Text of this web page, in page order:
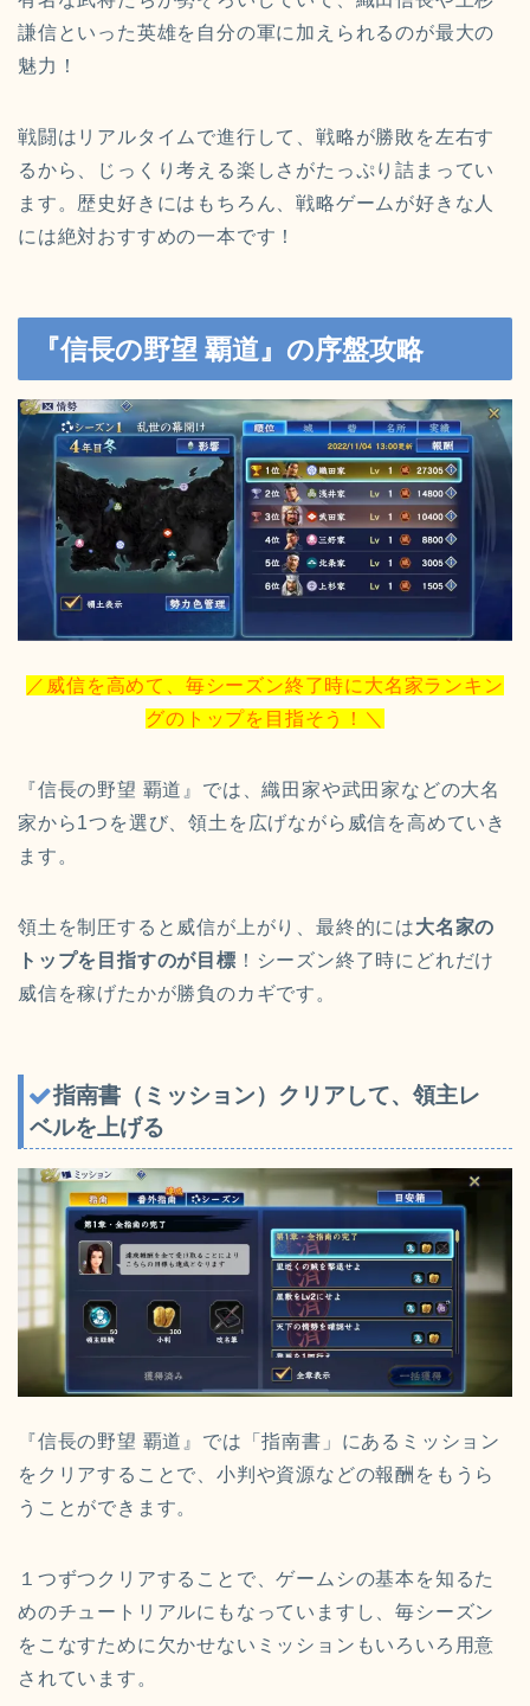
謙信といった英雄を自分の軍に加えられるのが最大の
魅力！
戦闘はリアルタイムで進行して、戦略が勝敗を左右す
るから、じっくり考える楽しさがたっぷり詰まってい
ます。歴史好きにはもちろん、戦略ゲームが好きな人
には絶対おすすめの一本です！
『信長の野望 覇道』の序盤攻略
／威信を高めて、毎シーズン終了時に大名家ランキン
グのトップを目指そう！＼
『信長の野望 覇道』では、織田家や武田家などの大名
家から1つを選び、領土を広げながら威信を高めていき
ます。
領土を制圧すると威信が上がり、最終的には大名家の
トップを目指すのが目標 ！シーズン終了時にどれだけ
威信を稼げたかが勝負のカギです。
指南書（ミッション）クリアして、領主レ
ベルを上げる
『信長の野望 覇道』では「指南書」にあるミッション
をクリアすることで、小判や資源などの報酬をもうら
うことができます。
１つずつクリアすることで、ゲームシの基本を知るた
めのチュートリアルにもなっていますし、毎シーズン
をこなすために欠かせないミッションもいろいろ用意
されています。